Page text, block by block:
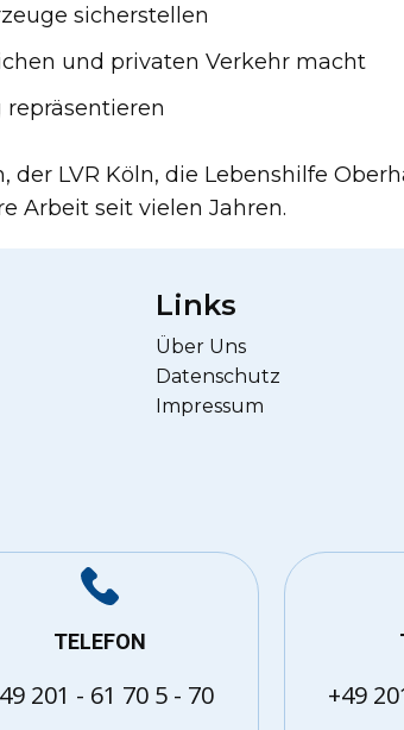
sicherstellen
und privaten Verkehr macht
LVR Köln, die Lebenshilfe
Arbeit seit vielen Jahren.
Links
Über Uns
Datenschutz
Impressum
TELEFON
201 - 61 70 5 - 70 +49